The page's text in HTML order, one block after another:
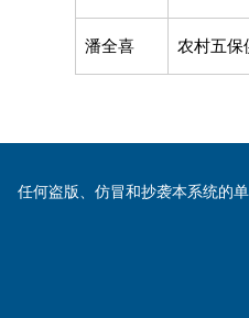
潘全喜 农村五保
任何盗版、仿冒和抄袭本系统的